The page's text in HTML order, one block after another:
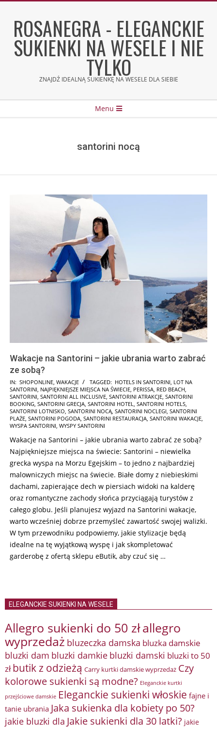
contentROSANEGRA - ELEGANCKIE
SUKIENKI NA WESELE I NIE
TYLKO
ZNAJDŹ IDEALNĄ SUKIENKĘ NA WESELE DLA SIEBIE
Menu
santorini nocą
Wakacje na Santorini – jakie ubrania warto zabrać
ze sobą?
2026-
02-
07
IN: SHOPONLINE, WAKACJE TAGGED: HOTELS IN SANTORINI, LOT NA
SANTORINI, NAJPIĘKNIEJSZE MIEJSCA NA ŚWIECIE, PERISSA, RED BEACH,
SANTORINI, SANTORINI ALL INCLUSIVE, SANTORINI ATRAKCJE, SANTORINI
BOOKING, SANTORINI GRECJA, SANTORINI HOTEL, SANTORINI HOTELS,
SANTORINI LOTNISKO, SANTORINI NOCĄ, SANTORINI NOCLEGI, SANTORINI
PLAŻE, SANTORINI POGODA, SANTORINI RESTAURACJA, SANTORINI WAKACJE,
WYSPA SANTORINI, WYSPY SANTORINI
Wakacje na Santorini – jakie ubrania warto zabrać ze sobą?
Najpiękniejsze miejsca na świecie: Santorini – niewielka
grecka wyspa na Morzu Egejskim – to jedno z najbardziej
malowniczych miejsc na świecie. Białe domy z niebieskimi
dachami, zapierające dech w piersiach widoki na kalderę
oraz romantyczne zachody słońca przyciągają turystów z
całego globu. Jeśli planujesz wyjazd na Santorini wakacje,
warto wcześniej dobrze przemyśleć zawartość swojej walizki.
W tym przewodniku podpowiemy, jakie stylizacje będą
idealne na tę wyjątkową wyspę i jak skompletować
garderobę z ofertą sklepu eButik, aby czuć się …
ELEGANCKIE SUKIENKI NA WESELE
Allegro sukienki do 50 złallegro
wyprzedaż bluzeczka damska bluzka damskie
bluzki dam bluzki damkie bluzki damski bluzki to 50
zł butik z odzieżą Carry kurtki damskie wyprzedaż Czy
kolorowe sukienki są modne? Eleganckie kurtki
przejściowe damskie Eleganckie sukienki włoskie fajne i
tanie ubrania Jaka sukienka dla kobiety po 50?
jakie bluzki dla Jakie sukienki dla 30 latki? jakie